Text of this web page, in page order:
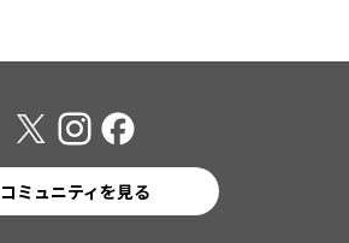
コミュニティを見る